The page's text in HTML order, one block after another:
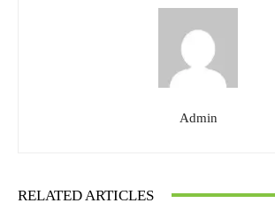
Admin
RELATED ARTICLES